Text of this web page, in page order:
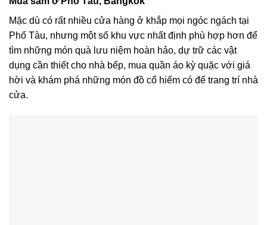
Mặc dù có rất nhiều cửa hàng ở khắp mọi ngóc ngách tại
Phố Tàu, nhưng một số khu vực nhất định phù hợp hơn để
tìm những món quà lưu niệm hoàn hảo, dự trữ các vật
dụng cần thiết cho nhà bếp, mua quần áo kỳ quặc với giá
hời và khám phá những món đồ cổ hiếm có để trang trí nhà
cửa.